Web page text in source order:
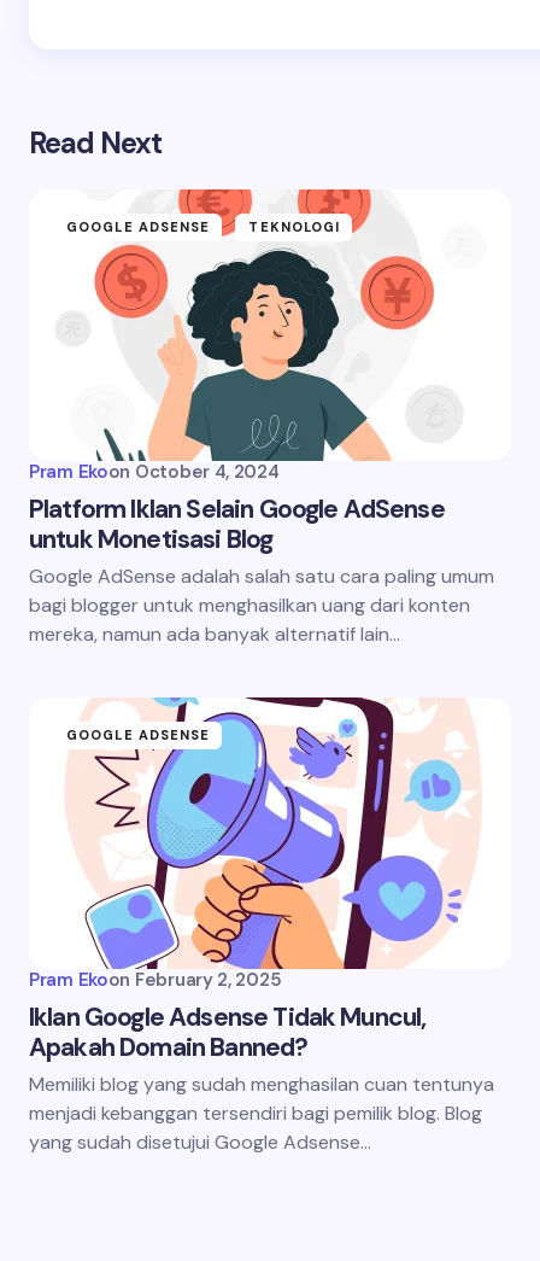
Read Next
GOOGLE ADSENSE TEKNOLOGI
Pram Ekoon October 4, 2024
Platform Iklan Selain Google AdSense
untuk Monetisasi Blog
Google AdSense adalah salah satu cara paling umum
bagi blogger untuk menghasilkan uang dari konten
mereka, namun ada banyak alternatif lain…
GOOGLE ADSENSE
Pram Ekoon February 2, 2025
Iklan Google Adsense Tidak Muncul,
Apakah Domain Banned?
Memiliki blog yang sudah menghasilan cuan tentunya
menjadi kebanggan tersendiri bagi pemilik blog. Blog
yang sudah disetujui Google Adsense…